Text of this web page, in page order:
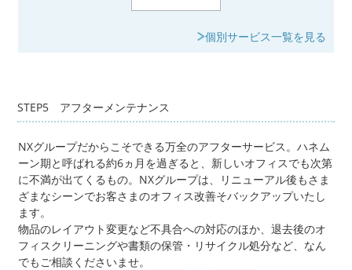
個別サービス一覧を見る
STEP5 アフターメンテナンス
NXグループだからこそできる万全のアフターサービス。ハネム
ーン期と呼ばれる約6ヵ月を過ぎると、新しいオフィスでも次第
に不満が出てくるもの。NXグループは、リニューアル後もさま
ざまなシーンでお客さまのオフィス改善そバックアップいたし
ます。
物品のレイアウト変更など不具合への対応のほか、退去後のオ
フィスクリーニングや書類の保管・リサイクル処分など、なん
でもご相談くださいませ。